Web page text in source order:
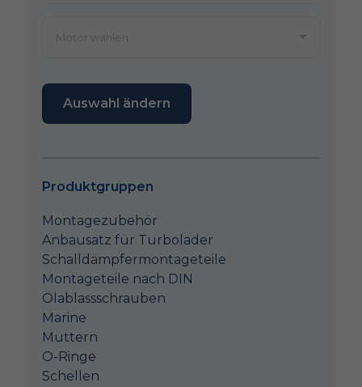
Auswahl ändern
Produktgruppen
Montagezubehör
Anbausatz für Turbolader
Schalldämpfermontageteile
Montageteile nach DIN
Ölablassschrauben
Marine
Muttern
O-Ringe
Schellen